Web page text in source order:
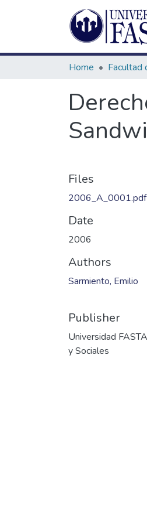
Home
Files
2006_A_0001.pdf
Date
2006
Authors
Sarmiento, Emilio
Publisher
Universidad
y Sociales